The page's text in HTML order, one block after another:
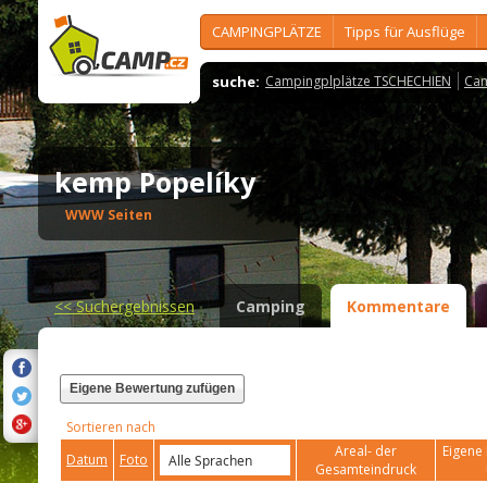
CAMPINGPLÄTZE Tipps für Ausflüge
suche: Campingplplätze TSCHECHIEN
kemp Popelíky
WWW Seiten
<<Suchergebnissen Camping Kommentare
Eigene Bewertung zufügen
Sortieren nach
Datum
Foto
Areal- der
Gesamteindruck